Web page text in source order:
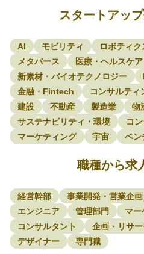
スタートアッ
AI モビリティ ロボティク
メタバース
医療・ヘルスケア
新素材・バイオテクノロジー
金融・Fintech
コンサルティ
建設
不動産 製造業
物
サステナビリティ・環境
コ
マーケティング
宇宙 ベン
職種から求
経営幹部 事業開発・営業企画
エンジニア
管理部門
マー
コンサルタント
企画・リサ
デザイナー
専門職